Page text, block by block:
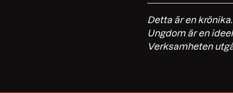
Detta är en
Ungdom är en
Verksamheten